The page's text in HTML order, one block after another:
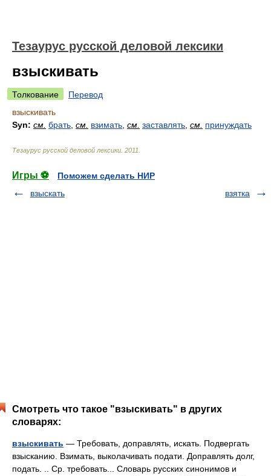
Тезаурус русской деловой лексики
взыскивать
Толкование
Перевод
взыскивать
Syn: см. брать см. взимать см. заставлять см. принуждать
Тезаурус русской деловой лексики 2011
Игры ⚽
Поможем сделать НИР
взыскать
взятка
Смотреть что такое "взыскивать" в других
словарях:
взыскивать — Требовать, доправлять, искать. Подвергать
взысканию. Взимать, выколачивать подати. Доправлять долг,
подать. .. Ср. требовать... Словарь русских синонимов и